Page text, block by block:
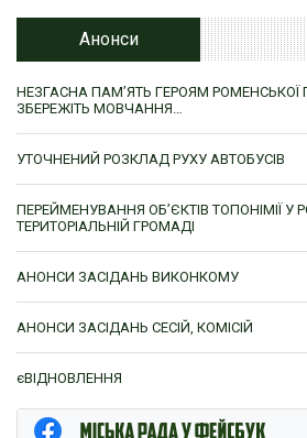
Анонси
НЕЗГАСНА ПАМ’ЯТЬ ГЕРОЯМ РОМЕНСЬКОЇ
ЗБЕРЕЖІТЬ МОВЧАННЯ…
УТОЧНЕНИЙ РОЗКЛАД РУХУ АВТОБУСІВ
ПЕРЕЙМЕНУВАННЯ ОБ’ЄКТІВ ТОПОНІМІЇ У
ТЕРИТОРІАЛЬНІЙ ГРОМАДІ
АНОНСИ ЗАСІДАНЬ ВИКОНКОМУ
АНОНСИ ЗАСІДАНЬ СЕСІЙ, КОМІСІЙ
єВІДНОВЛЕННЯ
ЦНАП м. Ромни